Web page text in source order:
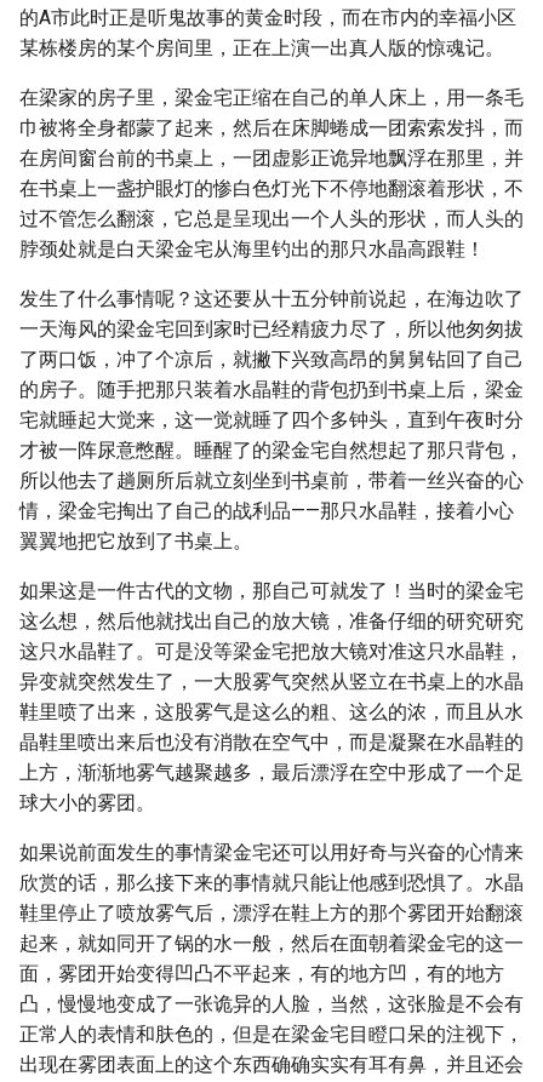
的A市此时正是听鬼故事的黄金时段，而在市内的幸福小区
某栋楼房的某个房间里，正在上演一出真人版的惊魂记。
在梁家的房子里，梁金宅正缩在自己的单人床上，用一条毛
巾被将全身都蒙了起来，然后在床脚蜷成一团索索发抖，而
在房间窗台前的书桌上，一团虚影正诡异地飘浮在那里，并
在书桌上一盏护眼灯的惨白色灯光下不停地翻滚着形状，不
过不管怎么翻滚，它总是呈现出一个人头的形状，而人头的
脖颈处就是白天梁金宅从海里钓出的那只水晶高跟鞋！
发生了什么事情呢？这还要从十五分钟前说起，在海边吹了
一天海风的梁金宅回到家时已经精疲力尽了，所以他匆匆拔
了两口饭，冲了个凉后，就撇下兴致高昂的舅舅钻回了自己
的房子。随手把那只装着水晶鞋的背包扔到书桌上后，梁金
宅就睡起大觉来，这一觉就睡了四个多钟头，直到午夜时分
才被一阵尿意憋醒。睡醒了的梁金宅自然想起了那只背包，
所以他去了趟厕所后就立刻坐到书桌前，带着一丝兴奋的心
情，梁金宅掏出了自己的战利品——那只水晶鞋，接着小心
翼翼地把它放到了书桌上。
如果这是一件古代的文物，那自己可就发了！当时的梁金宅
这么想，然后他就找出自己的放大镜，准备仔细的研究研究
这只水晶鞋了。可是没等梁金宅把放大镜对准这只水晶鞋，
异变就突然发生了，一大股雾气突然从竖立在书桌上的水晶
鞋里喷了出来，这股雾气是这么的粗、这么的浓，而且从水
晶鞋里喷出来后也没有消散在空气中，而是凝聚在水晶鞋的
上方，渐渐地雾气越聚越多，最后漂浮在空中形成了一个足
球大小的雾团。
如果说前面发生的事情梁金宅还可以用好奇与兴奋的心情来
欣赏的话，那么接下来的事情就只能让他感到恐惧了。水晶
鞋里停止了喷放雾气后，漂浮在鞋上方的那个雾团开始翻滚
起来，就如同开了锅的水一般，然后在面朝着梁金宅的这一
面，雾团开始变得凹凸不平起来，有的地方凹，有的地方
凸，慢慢地变成了一张诡异的人脸，当然，这张脸是不会有
正常人的表情和肤色的，但是在梁金宅目瞪口呆的注视下，
出现在雾团表面上的这个东西确确实实有耳有鼻，并且还会